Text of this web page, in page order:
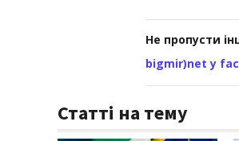
Не пропусти
bigmir)net у
Статті на тему